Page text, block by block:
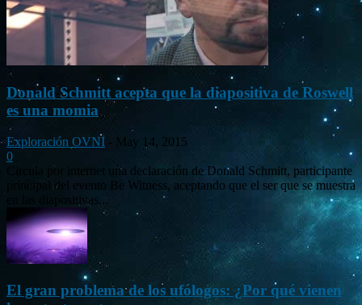
Donald Schmitt acepta que la diapositiva de Roswell
es una momia
Exploración OVNI - May 14, 2015
0
Circula por internet una declaración de Donald Schmitt, participante
principal del evento Be Witness, aceptando que el ser que se muestra
en las diapositivas...
El gran problema de los ufólogos: ¿Por qué vienen